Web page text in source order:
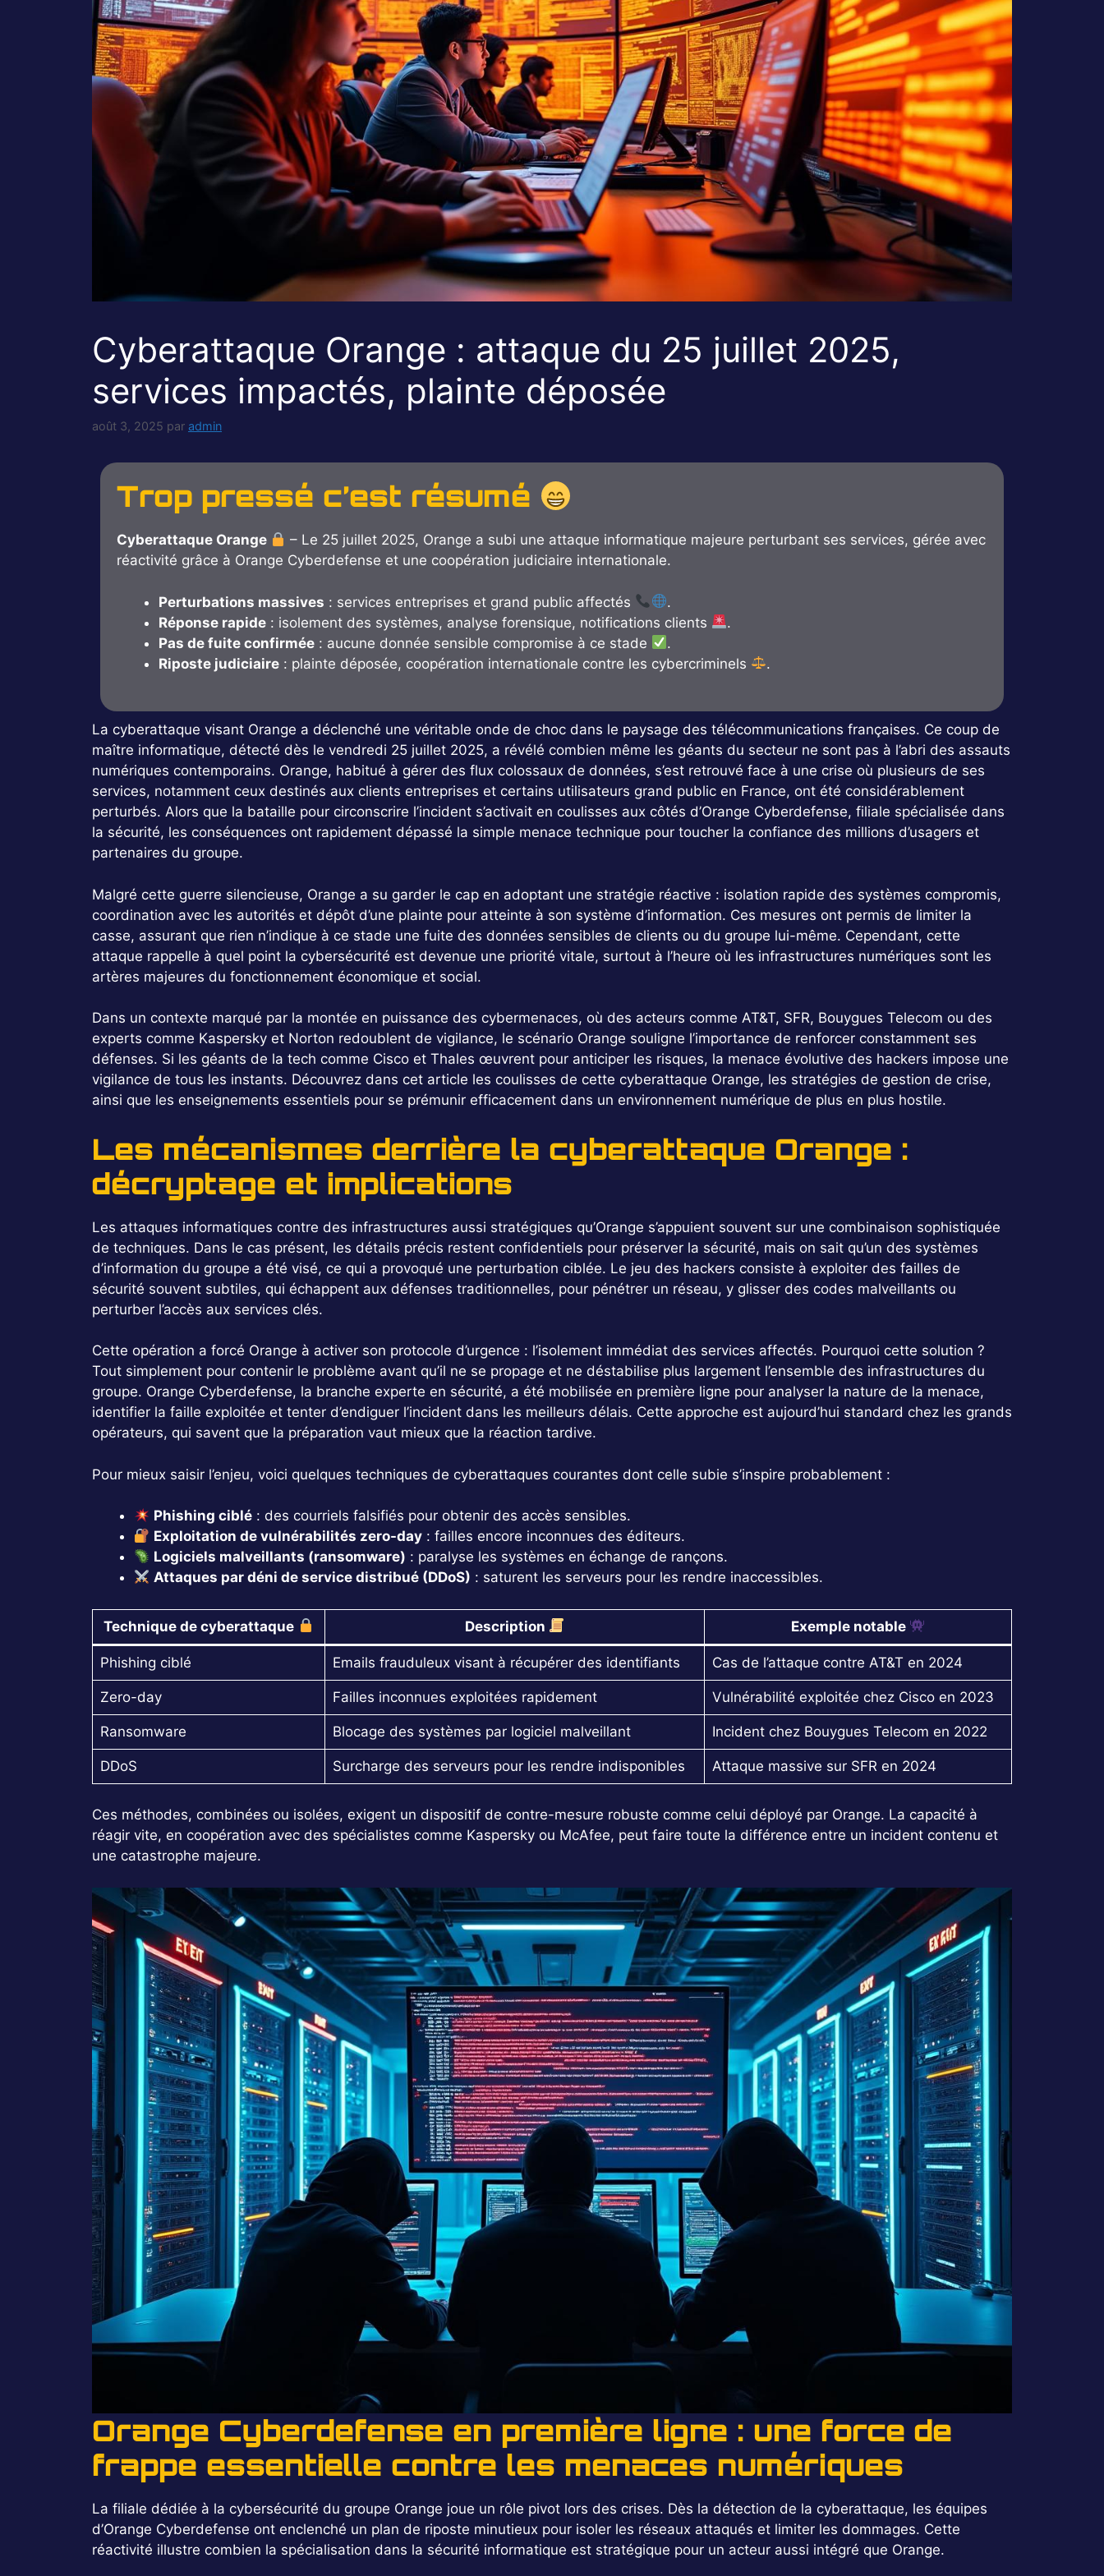
Cyberattaque Orange : attaque du 25 juillet 2025,
services impactés, plainte déposée
août 3, 2025 par admin
Trop pressé c’est résumé
Cyberattaque Orange
– Le 25 juillet 2025, Orange a subi une attaque informatique majeure perturbant ses services, gérée avec
réactivité grâce à Orange Cyberdefense et une coopération judiciaire internationale.
Perturbations massives : services entreprises et grand public affectés
.
Réponse rapide : isolement des systèmes, analyse forensique, notifications clients
.
Pas de fuite confirmée : aucune donnée sensible compromise à ce stade
.
Riposte judiciaire : plainte déposée, coopération internationale contre les cybercriminels .
La cyberattaque visant Orange a déclenché une véritable onde de choc dans le paysage des télécommunications françaises. Ce coup de
maître informatique, détecté dès le vendredi 25 juillet 2025, a révélé combien même les géants du secteur ne sont pas à l’abri des assauts
numériques contemporains. Orange, habitué à gérer des flux colossaux de données, s’est retrouvé face à une crise où plusieurs de ses
services, notamment ceux destinés aux clients entreprises et certains utilisateurs grand public en France, ont été considérablement
perturbés. Alors que la bataille pour circonscrire l’incident s’activait en coulisses aux côtés d’Orange Cyberdefense, filiale spécialisée dans
la sécurité, les conséquences ont rapidement dépassé la simple menace technique pour toucher la confiance des millions d’usagers et
partenaires du groupe.
Malgré cette guerre silencieuse, Orange a su garder le cap en adoptant une stratégie réactive : isolation rapide des systèmes compromis,
coordination avec les autorités et dépôt d’une plainte pour atteinte à son système d’information. Ces mesures ont permis de limiter la
casse, assurant que rien n’indique à ce stade une fuite des données sensibles de clients ou du groupe lui-même. Cependant, cette
attaque rappelle à quel point la cybersécurité est devenue une priorité vitale, surtout à l’heure où les infrastructures numériques sont les
artères majeures du fonctionnement économique et social.
Dans un contexte marqué par la montée en puissance des cybermenaces, où des acteurs comme AT&T, SFR, Bouygues Telecom ou des
experts comme Kaspersky et Norton redoublent de vigilance, le scénario Orange souligne l’importance de renforcer constamment ses
défenses. Si les géants de la tech comme Cisco et Thales œuvrent pour anticiper les risques, la menace évolutive des hackers impose une
vigilance de tous les instants. Découvrez dans cet article les coulisses de cette cyberattaque Orange, les stratégies de gestion de crise,
ainsi que les enseignements essentiels pour se prémunir efficacement dans un environnement numérique de plus en plus hostile.
Les mécanismes derrière la cyberattaque Orange :
décryptage et implications
Les attaques informatiques contre des infrastructures aussi stratégiques qu’Orange s’appuient souvent sur une combinaison sophistiquée
de techniques. Dans le cas présent, les détails précis restent confidentiels pour préserver la sécurité, mais on sait qu’un des systèmes
d’information du groupe a été visé, ce qui a provoqué une perturbation ciblée. Le jeu des hackers consiste à exploiter des failles de
sécurité souvent subtiles, qui échappent aux défenses traditionnelles, pour pénétrer un réseau, y glisser des codes malveillants ou
perturber l’accès aux services clés.
Cette opération a forcé Orange à activer son protocole d’urgence : l’isolement immédiat des services affectés. Pourquoi cette solution ?
Tout simplement pour contenir le problème avant qu’il ne se propage et ne déstabilise plus largement l’ensemble des infrastructures du
groupe. Orange Cyberdefense, la branche experte en sécurité, a été mobilisée en première ligne pour analyser la nature de la menace,
identifier la faille exploitée et tenter d’endiguer l’incident dans les meilleurs délais. Cette approche est aujourd’hui standard chez les grands
opérateurs, qui savent que la préparation vaut mieux que la réaction tardive.
Pour mieux saisir l’enjeu, voici quelques techniques de cyberattaques courantes dont celle subie s’inspire probablement :
Phishing ciblé : des courriels falsifiés pour obtenir des accès sensibles.
Exploitation de vulnérabilités zero-day : failles encore inconnues des éditeurs.
Logiciels malveillants (ransomware) : paralyse les systèmes en échange de rançons.
Attaques par déni de service distribué (DDoS) : saturent les serveurs pour les rendre inaccessibles.
Technique de cyberattaque Description Exemple notable
Phishing ciblé Emails frauduleux visant à récupérer des identifiants Cas de l’attaque contre AT&T en 2024
Zero-day Failles inconnues exploitées rapidement Vulnérabilité exploitée chez Cisco en 2023
Ransomware Blocage des systèmes par logiciel malveillant Incident chez Bouygues Telecom en 2022
DDoS Surcharge des serveurs pour les rendre indisponibles Attaque massive sur SFR en 2024
Ces méthodes, combinées ou isolées, exigent un dispositif de contre-mesure robuste comme celui déployé par Orange. La capacité à
réagir vite, en coopération avec des spécialistes comme Kaspersky ou McAfee, peut faire toute la différence entre un incident contenu et
une catastrophe majeure.
Orange Cyberdefense en première ligne : une force de
frappe essentielle contre les menaces numériques
La filiale dédiée à la cybersécurité du groupe Orange joue un rôle pivot lors des crises. Dès la détection de la cyberattaque, les équipes
d’Orange Cyberdefense ont enclenché un plan de riposte minutieux pour isoler les réseaux attaqués et limiter les dommages. Cette
réactivité illustre combien la spécialisation dans la sécurité informatique est stratégique pour un acteur aussi intégré que Orange.